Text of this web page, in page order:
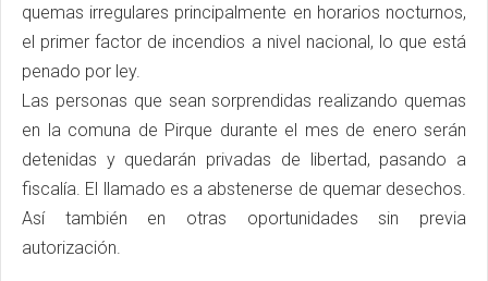
quemas irregulares principalmente en horarios nocturnos,
el primer factor de incendios a nivel nacional, lo que está
penado por ley.
Las personas que sean sorprendidas realizando quemas
en la comuna de Pirque durante el mes de enero serán
detenidas y quedarán privadas de libertad, pasando a
fiscalía. El llamado es a abstenerse de quemar desechos.
Así también en otras oportunidades sin previa
autorización.